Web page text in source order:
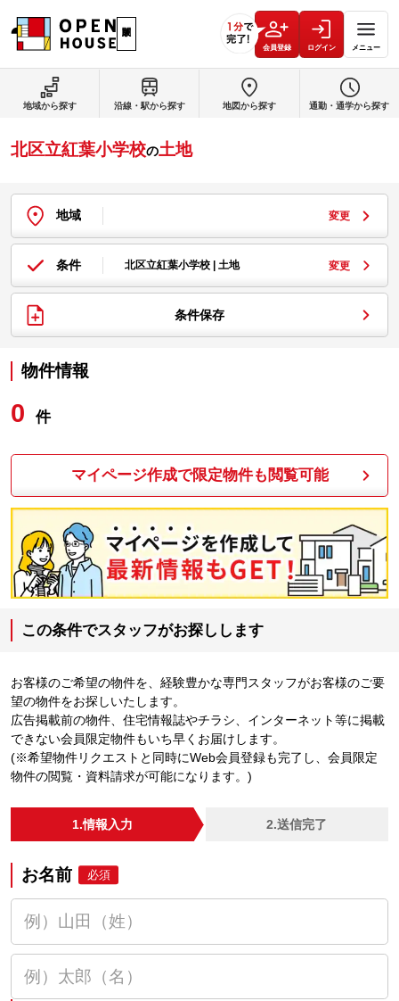
会員登録 ログイン メニュー
北区立紅葉小学校の土地
地域 変更
条件 北区立紅葉小学校 | 土地 変更
条件保存
物件情報
0 件
マイページ作成で限定物件も閲覧可能
この条件でスタッフがお探しします
お客様のご希望の物件を、経験豊かな専門スタッフがお客様のご要
望の物件をお探しいたします。
広告掲載前の物件、住宅情報誌やチラシ、インターネット等に掲載
できない会員限定物件もいち早くお届けします。
(※希望物件リクエストと同時にWeb会員登録も完了し、会員限定
物件の閲覧・資料請求が可能になります。)
1.情報入力 2.送信完了
お名前 必須
地域から探す 沿線・駅から探す 地図から探す 通勤・通学から探す